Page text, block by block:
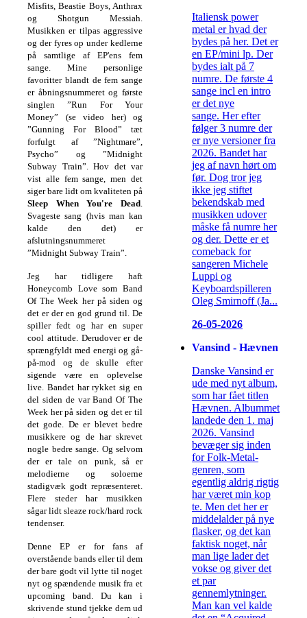
Misfits, Beastie Boys, Anthrax
og Shotgun Messiah.
Musikken er tilpas aggressive
og der fyres op under kedlerne
på samtlige af EP'ens fem
sange. Mine personlige
favoritter blandt de fem sange
er åbningsnummeret og første
singlen ”Run For Your
Money” (se video her) og
”Gunning For Blood” tæt
forfulgt af ”Nightmare”,
Psycho” og ”Midnight
Subway Train”. Hov det var
vist alle fem sange, men det
siger bare lidt om kvaliteten på
Sleep When You're Dead.
Svageste sang (hvis man kan
kalde den det) er
afslutningsnummeret
”Midnight Subway Train”.
Jeg har tidligere haft
Honeycomb Love som Band
Of The Week her på siden og
det er der en god grund til. De
spiller fedt og har en super
cool attitude. Derudover er de
sprængfyldt med energi og gå-
på-mod og de skulle efter
sigende være en oplevelse
live. Bandet har rykket sig en
del siden de var Band Of The
Week her på siden og det er til
det gode. De er blevet bedre
musikkere og de har skrevet
nogle bedre sange. Og selvom
der er tale on punk, så er
melodierne og soloerne
stadigvæk godt repræsenteret.
Flere steder har musikken
sågar lidt sleaze rock/hard rock
tendenser.
Denne EP er for fans af
overstående bands eller til dem
der bare godt vil lytte til noget
nyt og spændende musik fra et
upcoming band. Du kan i
skrivende stund tjekke dem ud
Italiensk power
metal er hvad der
bydes på her. Det er
en EP/mini lp. Der
bydes ialt på 7
numre. De første 4
sange incl en intro
er det nye
sange. Her efter
følger 3 numre der
er nye versioner fra
2026. Bandet har
jeg af navn hørt om
før. Dog tror jeg
ikke jeg stiftet
bekendskab med
musikken udover
måske få numre her
og der. Dette er et
comeback for
sangeren Michele
Luppi og
Keyboardspilleren
Oleg Smirnoff (Ja...
26-05-2026
Vansind - Hævnen
Danske Vansind er
ude med nyt album,
som har fået titlen
Hævnen. Albummet
landede den 1. maj
2026. Vansind
bevæger sig inden
for Folk-Metal-
genren, som
egentlig aldrig rigtig
har været min kop
te. Men det her er
middelalder på nye
flasker, og det kan
faktisk noget, når
man lige lader det
vokse og giver det
et par
gennemlytninger.
Man kan vel kalde